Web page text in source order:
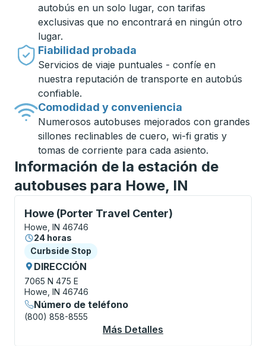
autobús en un solo lugar, con tarifas
exclusivas que no encontrará en ningún otro
lugar.
Fiabilidad probada
Servicios de viaje puntuales - confíe en
nuestra reputación de transporte en autobús
confiable.
Comodidad y conveniencia
Numerosos autobuses mejorados con grandes
sillones reclinables de cuero, wi-fi gratis y
tomas de corriente para cada asiento.
Información de la estación de
autobuses para Howe, IN
Howe (Porter Travel Center)
Curbside Stop, utilice las teclas de flecha o la tecla
Howe, IN 46746
24 horas
Curbside Stop
Curbside Stop
DIRECCIÓN
7065 N 475 E
Howe, IN 46746
Número de teléfono
(800) 858-8555
Más Detalles